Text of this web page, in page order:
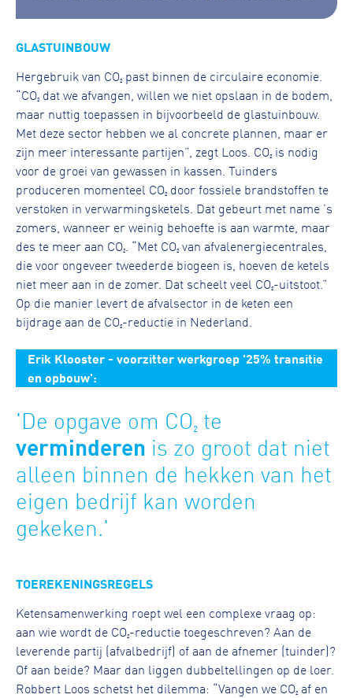
GLASTUINBOUW
Hergebruik van CO₂ past binnen de circulaire economie.
“CO₂ dat we afvangen, willen we niet opslaan in de bodem,
maar nuttig toepassen in bijvoorbeeld de glastuinbouw.
Met deze sector hebben we al concrete plannen, maar er
zijn meer interessante partijen”, zegt Loos. CO₂ is nodig
voor de groei van gewassen in kassen. Tuinders
produceren momenteel CO₂ door fossiele brandstoffen te
verstoken in verwarmingsketels. Dat gebeurt met name ’s
zomers, wanneer er weinig behoefte is aan warmte, maar
des te meer aan CO₂. “Met CO₂ van afvalenergiecentrales,
die voor ongeveer tweederde biogeen is, hoeven de ketels
niet meer aan in de zomer. Dat scheelt veel CO₂-uitstoot.”
Op die manier levert de afvalsector in de keten een
bijdrage aan de CO₂-reductie in Nederland.
Erik Klooster - voorzitter werkgroep '25% transitie
en opbouw':
'De opgave om CO₂ te
verminderen is zo groot dat niet
alleen binnen de hekken van het
eigen bedrijf kan worden
gekeken.'
TOEREKENINGSREGELS
Ketensamenwerking roept wel een complexe vraag op:
aan wie wordt de CO₂-reductie toegeschreven? Aan de
leverende partij (afvalbedrijf) of aan de afnemer (tuinder)?
Of aan beide? Maar dan liggen dubbeltellingen op de loer.
Robbert Loos schetst het dilemma: “Vangen we CO₂ af en